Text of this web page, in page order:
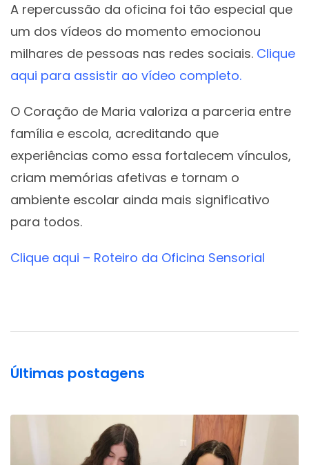
A repercussão da oficina foi tão especial que
um dos vídeos do momento emocionou
milhares de pessoas nas redes sociais. Clique
aqui para assistir ao vídeo completo.
O Coração de Maria valoriza a parceria entre
família e escola, acreditando que
experiências como essa fortalecem vínculos,
criam memórias afetivas e tornam o
ambiente escolar ainda mais significativo
para todos.
Clique aqui – Roteiro da Oficina Sensorial
Últimas postagens